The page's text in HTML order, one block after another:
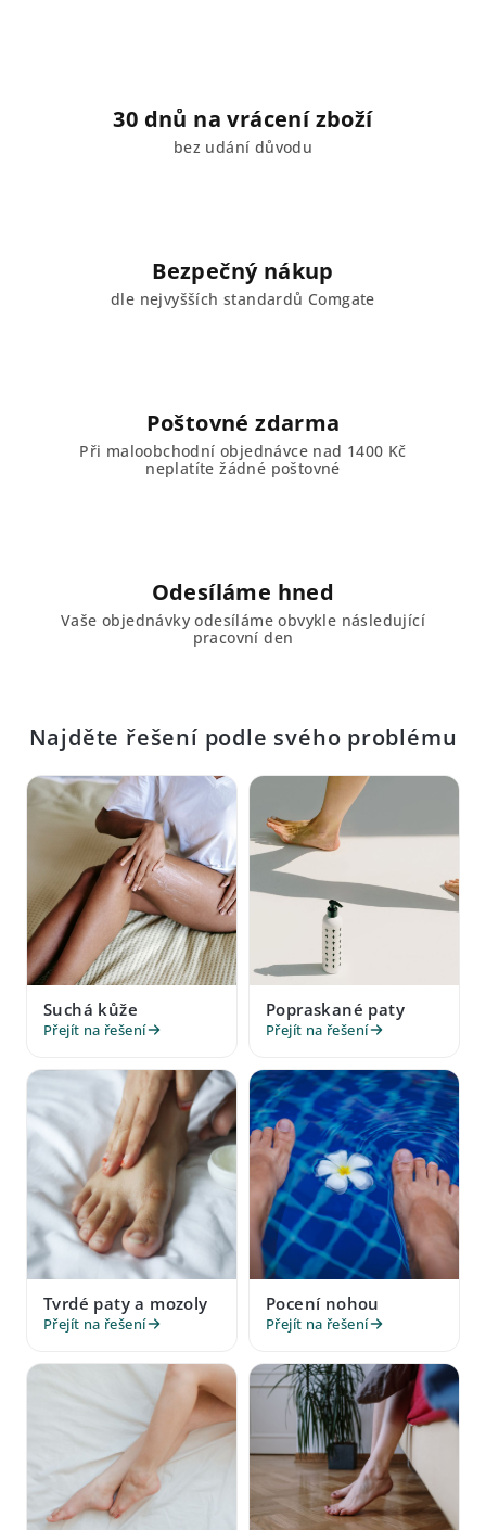
30 dnů na vrácení zboží
bez udání důvodu
Bezpečný nákup
dle nejvyšších standardů Comgate
Poštovné zdarma
Při maloobchodní objednávce nad 1400 Kč
neplatíte žádné poštovné
Odesíláme hned
Vaše objednávky odesíláme obvykle následující
pracovní den
Najděte řešení podle svého problému
Suchá kůže
Přejít na řešení
Popraskané paty
Přejít na řešení
Tvrdé paty a mozoly
Přejít na řešení
Pocení nohou
Přejít na řešení